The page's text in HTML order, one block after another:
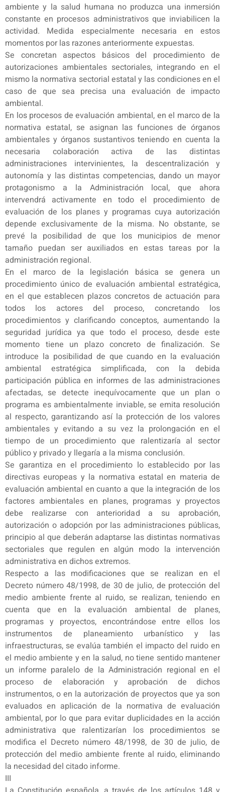
ambiente y la salud humana no produzca una inmersión
constante en procesos administrativos que inviabilicen la
actividad. Medida especialmente necesaria en estos
momentos por las razones anteriormente expuestas.
Se concretan aspectos básicos del procedimiento de
autorizaciones ambientales sectoriales, integrando en el
mismo la normativa sectorial estatal y las condiciones en el
caso de que sea precisa una evaluación de impacto
ambiental.
En los procesos de evaluación ambiental, en el marco de la
normativa estatal, se asignan las funciones de órganos
ambientales y órganos sustantivos teniendo en cuenta la
necesaria colaboración activa de las distintas
administraciones intervinientes, la descentralización y
autonomía y las distintas competencias, dando un mayor
protagonismo a la Administración local, que ahora
intervendrá activamente en todo el procedimiento de
evaluación de los planes y programas cuya autorización
depende exclusivamente de la misma. No obstante, se
prevé la posibilidad de que los municipios de menor
tamaño puedan ser auxiliados en estas tareas por la
administración regional.
En el marco de la legislación básica se genera un
procedimiento único de evaluación ambiental estratégica,
en el que establecen plazos concretos de actuación para
todos los actores del proceso, concretando los
procedimientos y clarificando conceptos, aumentando la
seguridad jurídica ya que todo el proceso, desde este
momento tiene un plazo concreto de finalización. Se
introduce la posibilidad de que cuando en la evaluación
ambiental estratégica simplificada, con la debida
participación pública en informes de las administraciones
afectadas, se detecte inequívocamente que un plan o
programa es ambientalmente inviable, se emita resolución
al respecto, garantizando así la protección de los valores
ambientales y evitando a su vez la prolongación en el
tiempo de un procedimiento que ralentizaría al sector
público y privado y llegaría a la misma conclusión.
Se garantiza en el procedimiento lo establecido por las
directivas europeas y la normativa estatal en materia de
evaluación ambiental en cuanto a que la integración de los
factores ambientales en planes, programas y proyectos
debe realizarse con anterioridad a su aprobación,
autorización o adopción por las administraciones públicas,
principio al que deberán adaptarse las distintas normativas
sectoriales que regulen en algún modo la intervención
administrativa en dichos extremos.
Respecto a las modificaciones que se realizan en el
Decreto número 48/1998, de 30 de julio, de protección del
medio ambiente frente al ruido, se realizan, teniendo en
cuenta que en la evaluación ambiental de planes,
programas y proyectos, encontrándose entre ellos los
instrumentos de planeamiento urbanístico y las
infraestructuras, se evalúa también el impacto del ruido en
el medio ambiente y en la salud, no tiene sentido mantener
un informe paralelo de la Administración regional en el
proceso de elaboración y aprobación de dichos
instrumentos, o en la autorización de proyectos que ya son
evaluados en aplicación de la normativa de evaluación
ambiental, por lo que para evitar duplicidades en la acción
administrativa que ralentizarían los procedimientos se
modifica el Decreto número 48/1998, de 30 de julio, de
protección del medio ambiente frente al ruido, eliminando
la necesidad del citado informe.
III